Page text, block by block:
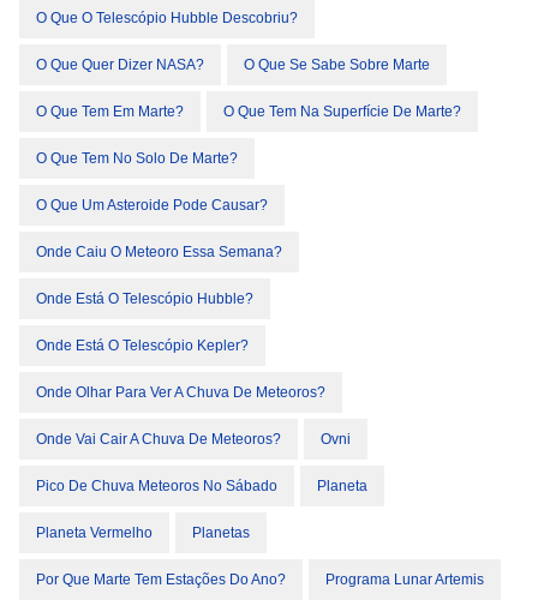
O Que O Telescópio Hubble Descobriu?
O Que Quer Dizer NASA? O Que Se Sabe Sobre Marte
O Que Tem Em Marte? O Que Tem Na Superfície De Marte?
O Que Tem No Solo De Marte?
O Que Um Asteroide Pode Causar?
Onde Caiu O Meteoro Essa Semana?
Onde Está O Telescópio Hubble?
Onde Está O Telescópio Kepler?
Onde Olhar Para Ver A Chuva De Meteoros?
Onde Vai Cair A Chuva De Meteoros? Ovni
Pico De Chuva Meteoros No Sábado Planeta
Planeta Vermelho Planetas
Por Que Marte Tem Estações Do Ano? Programa Lunar Artemis